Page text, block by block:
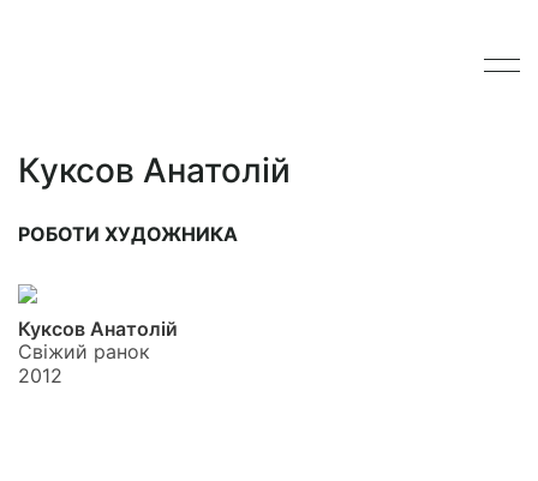
Куксов Анатолій
РОБОТИ ХУДОЖНИКА
Куксов Анатолій
Свіжий ранок
2012